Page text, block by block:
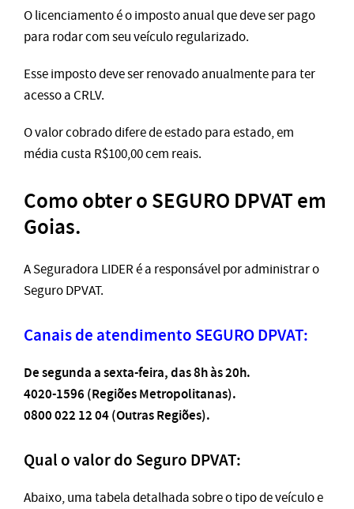
O licenciamento é o imposto anual que deve ser pago
para rodar com seu veículo regularizado.
Esse imposto deve ser renovado anualmente para ter
acesso a CRLV.
O valor cobrado difere de estado para estado, em
média custa R$100,00 cem reais.
Como obter o SEGURO DPVAT em
Goias.
A Seguradora LIDER é a responsável por administrar o
Seguro DPVAT.
Canais de atendimento SEGURO DPVAT:
De segunda a sexta-feira, das 8h às 20h.
4020-1596 (Regiões Metropolitanas).
0800 022 12 04 (Outras Regiões).
Qual o valor do Seguro DPVAT:
Abaixo, uma tabela detalhada sobre o tipo de veículo e